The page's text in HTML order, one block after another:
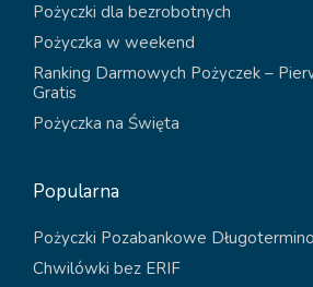
Pożyczki dla bezrobotnych
Pożyczka w weekend
Ranking Darmowych Pożyczek –
Gratis
Pożyczka na Święta
Popularna
Pożyczki Pozabankowe
Chwilówki bez ERIF